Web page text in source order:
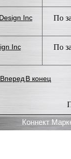
Inc По
Inc По
Вперед В конец
Коннект